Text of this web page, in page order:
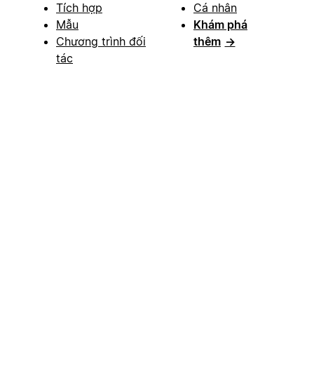
Tích hợp
Mẫu
Chương trình đối
tác
Cá nhân
Khám phá
thêm →